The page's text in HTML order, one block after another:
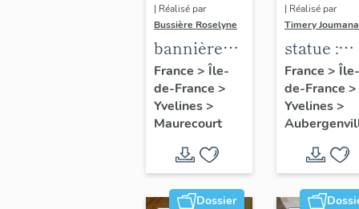
| Réalisé par
Bussière Roselyne
bannière
de
procession
: Jeanne
France > Île-
de-France >
Yvelines>
Maurecourt
| Réalisé par
Timery Joumana
statue :
Christ en
croix
France > Île-
de-France >
Yvelines>
Dossier